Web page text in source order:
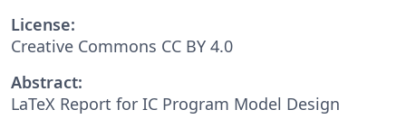
License:
Creative Commons CC BY 4.0
Abstract:
LaTeX Report for IC Program Model Design